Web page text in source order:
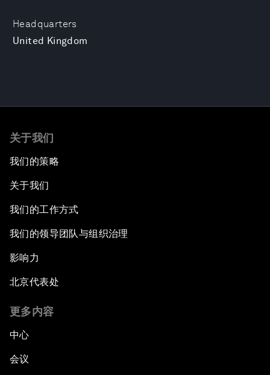
Headquarters
United Kingdom
关于我们
我们的策略
关于我们
我们的工作方式
我们的领导团队与组织治理
影响力
北京代表处
更多内容
中心
会议